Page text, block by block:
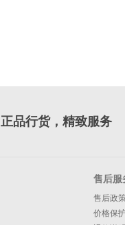
正品行货，精致服务
售后服
售后政
价格保